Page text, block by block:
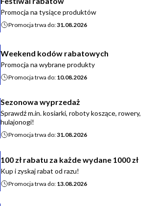
Promocja na tysiące produktów
Promocja trwa do:31.08.2026
Weekend kodów rabatowych
Promocja na wybrane produkty
Promocja trwa do: 10.08.2026
Sezonowa wyprzedaż
Sprawdź m.in. kosiarki, roboty koszące, rowery,
hulajonogi!
Promocja trwa do:31.08.2026
100 zł rabatu za każde wydane 1000 zł
Kup i zyskaj rabat od razu!
Promocja trwa do: 13.08.2026